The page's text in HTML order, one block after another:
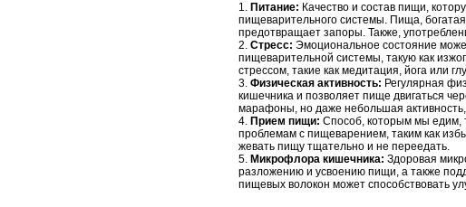
Питание: Качество и состав пищи,
пищеварительного системы. Пища,
предотвращает запоры. Также,
Стресс: Эмоциональное состояние
пищеварительной системы, такую как
стрессом, такие как медитация, йога или
Физическая активность: Регулярная
кишечника и позволяет пище двигаться
марафоны, но даже небольшая
Прием пищи: Способ, которым мы едим,
проблемам с пищеварением, таким как
жевать пищу тщательно и не переедать.
Микрофлора кишечника: Здоровая
разложению и усвоению пищи, а также
пищевых волокон может способствовать